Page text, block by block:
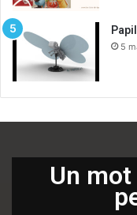
5
Un